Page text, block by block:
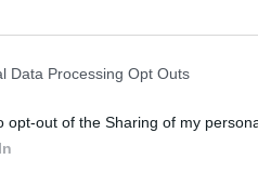
Data Processing Opt Outs
opt-out of the Sharing of my